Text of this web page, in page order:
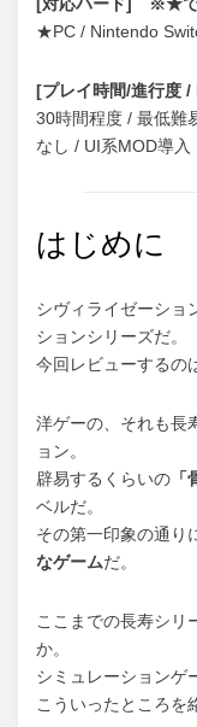
★PC / Nintendo
[プレイ時間/進行度
30時間程度 / 最低難
なし / UI系MOD導入
はじめに
シヴィライゼーシ
ションシリーズだ。
今回レビューするの
洋ゲーの、それも長
ョン。
辟易するくらいの 「
ベルだ。
その第一印象の通り
なゲームだ。
ここまでの長寿シリ
か。
シミュレーションゲ
こういったところを